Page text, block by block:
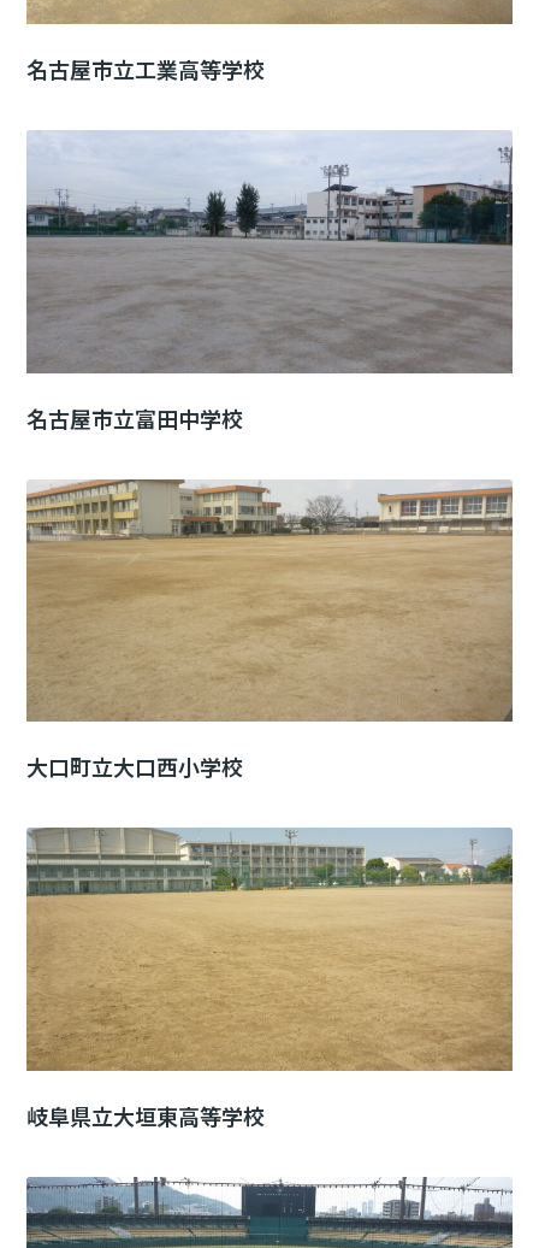
名古屋市立工業高等学校
名古屋市立富田中学校
大口町立大口西小学校
岐阜県立大垣東高等学校